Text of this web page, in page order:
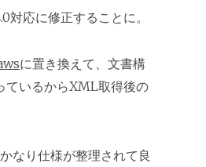
対応に修正することに。
に置き換えて、文書構
ているからXML取得後の
なり仕様が整理されて良